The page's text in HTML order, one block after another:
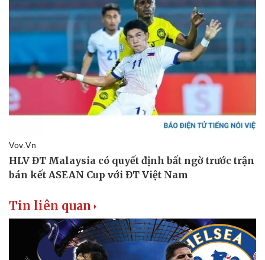
Sức khỏe
Đời sống
Tin liên quan